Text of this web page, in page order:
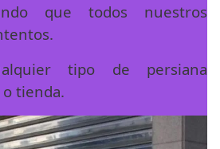
que todos nuestros
tipo de persiana
tienda.